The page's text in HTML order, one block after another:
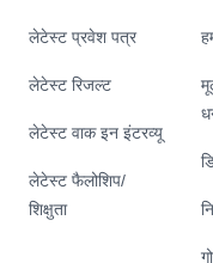
लेटेस्ट प्रवेश पत्र
लेटेस्ट रिजल्ट
लेटेस्ट वाक इन इंटरव्यू
लेटेस्ट फैलोशिप/
शिक्षुता